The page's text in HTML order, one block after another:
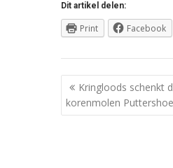
Dit artikel delen:
Print Facebook
Kringloods schenkt
korenmolen